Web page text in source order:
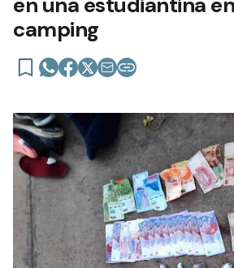
camping